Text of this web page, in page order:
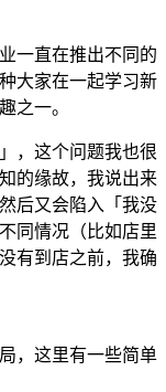
一直在推出不同的
大家在一起学习新
之一。
，这个问题我也很
的缘故，我说出来
后又会陷入「我没
同情况（比如店里
有到店之前，我确
，这里有一些简单